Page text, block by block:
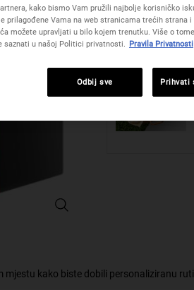
Ultra Hydrating Hits poklon set -
−
Količina
+
kako biste dobili personaliziranu
kako bismo Vam pružili najbolje korisničko
prilagođene Vama na web stranicama trećih strana i
možete upravljati u bilo kojem trenutku. Više o
saznati u našoj Politici privatnosti. Pravila Privatnosti
Odbij sve Prihvati